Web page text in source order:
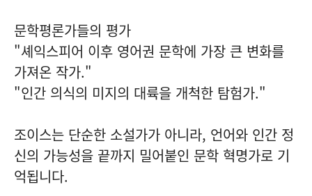
문학평론가들의 평가
"셰익스피어 이후 영어권 문학에 가장 큰 변화를
가져온 작가."
"인간 의식의 미지의 대륙을 개척한 탐험가."
조이스는 단순한 소설가가 아니라, 언어와 인간 정
신의 가능성을 끝까지 밀어붙인 문학 혁명가로 기
억됩니다.